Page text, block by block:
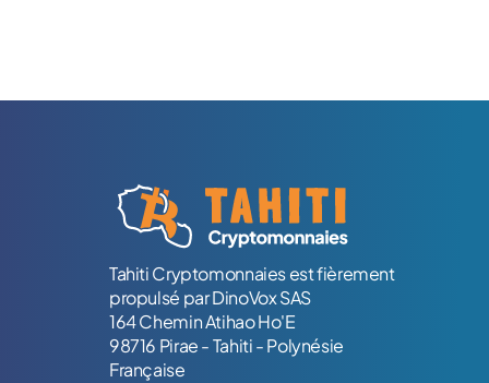
Tahiti Cryptomonnaies est fièrement
propulsé par DinoVox SAS
164 Chemin Atihao Ho'E
98716 Pirae - Tahiti - Polynésie
Française